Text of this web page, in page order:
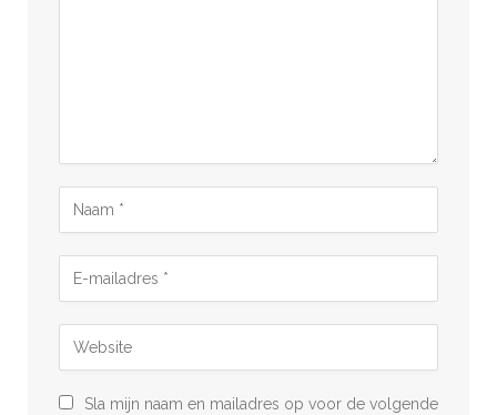
Sla mijn naam en mailadres op voor de volgende